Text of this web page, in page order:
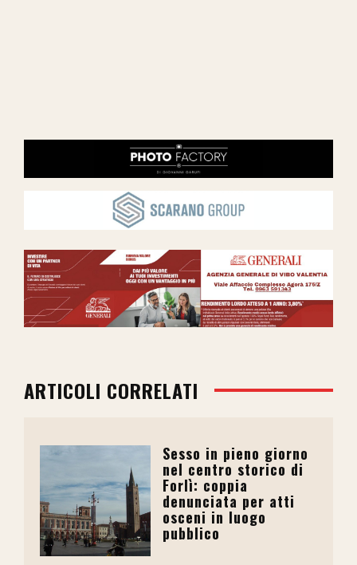
ARTICOLI CORRELATI
Sesso in pieno giorno
nel centro storico di
Forlì: coppia
denunciata per atti
osceni in luogo
pubblico